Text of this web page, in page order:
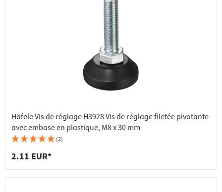
Häfele Vis de réglage H3928 Vis de réglage filetée pivotante
avec embase en plastique, M8 x 30 mm
(2)
2.11 EUR*